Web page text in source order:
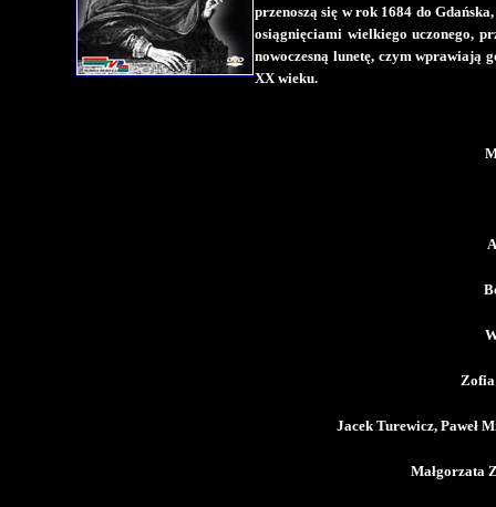
przenoszą się w rok 1684 do
osiągnięciami wielkiego uczonego,
nowoczesną lunetę, czym wprawiają
XX wieku.
Jacek Turewicz, Paweł
Małgorzata